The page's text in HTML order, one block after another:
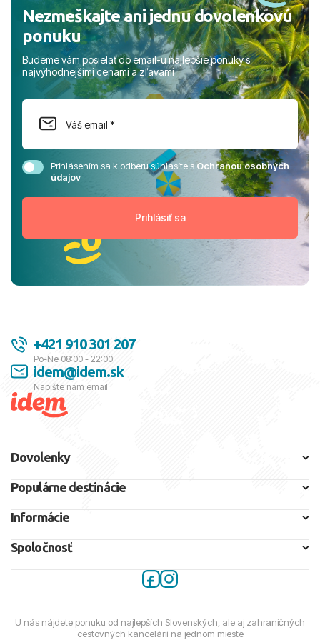
Nezmeškajte ani jednu dovolenkovú
ponuku
Budeme vám posielať do email-u najlepšie ponuky s
najvýhodnejšími cenami a zľavami
Prihlásením sa k odberu súhlasíte sOchranou osobných
údajov
+421 910 301 207
Po-Ne 08:00 - 22:00
idem@idem.sk
Napíšte nám email
Dovolenky
Populárne destinácie
Informácie
Spoločnosť
U nás nájdete ponuku od najlepších Slovenských, ale aj zahraničných
cestovných kancelárií na jednom mieste